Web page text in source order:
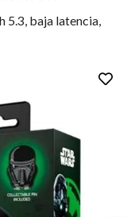
5.3, baja latencia,